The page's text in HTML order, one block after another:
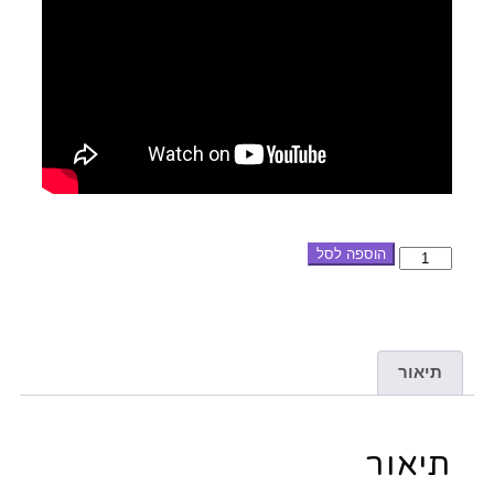
הוספה לסל
תיאור
תיאור